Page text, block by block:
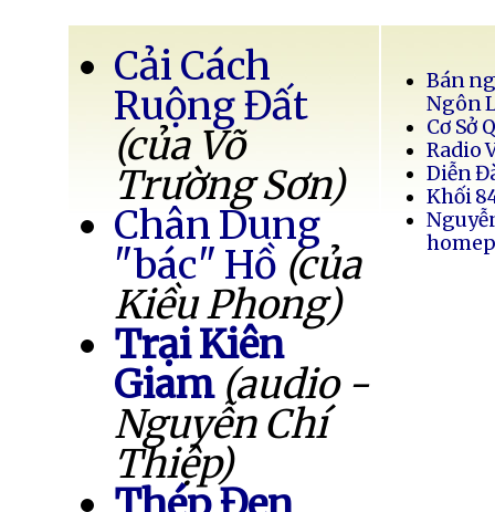
Cải Cách
Ruộng Đất
(của Võ
Trường Sơn)
Chân Dung
"bác" Hồ (của
Kiều Phong)
Trại Kiên
Giam (audio -
Nguyễn Chí
Thiệp)
Bán
Ngôn
Cơ Sở
Radio
Diễn
Khối